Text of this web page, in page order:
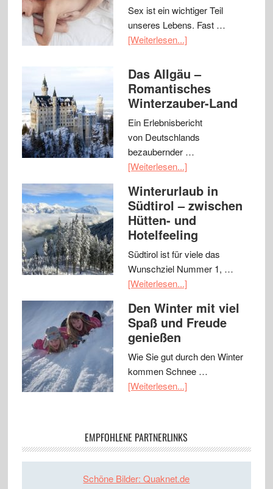
Sex ist ein wichtiger Teil
unseres Lebens. Fast …
[Weiterlesen...]
Das Allgäu –
Romantisches
Winterzauber-Land
Ein Erlebnisbericht
von Deutschlands
bezaubernder …
[Weiterlesen...]
Winterurlaub in
Südtirol – zwischen
Hütten- und
Hotelfeeling
Südtirol ist für viele das
Wunschziel Nummer 1, …
[Weiterlesen...]
Den Winter mit viel
Spaß und Freude
genießen
Wie Sie gut durch den Winter
kommen Schnee …
[Weiterlesen...]
EMPFOHLENE PARTNERLINKS
Schöne Bilder: Quaknet.de